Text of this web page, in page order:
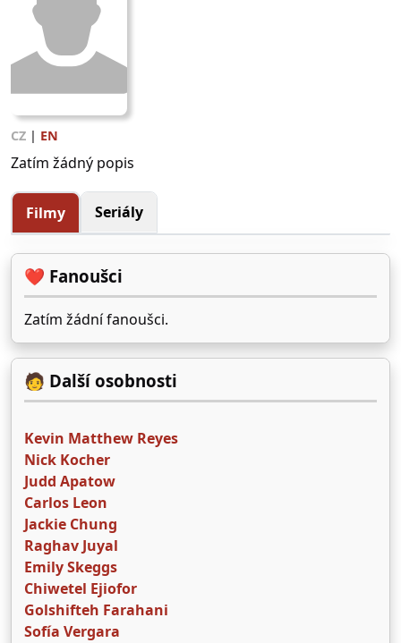
CZ | EN
Zatím žádný popis
Filmy Seriály
❤️ Fanoušci
Zatím žádní fanoušci.
🧑 Další osobnosti
Kevin Matthew Reyes
Nick Kocher
Judd Apatow
Carlos Leon
Jackie Chung
Raghav Juyal
Emily Skeggs
Chiwetel Ejiofor
Golshifteh Farahani
Sofía Vergara